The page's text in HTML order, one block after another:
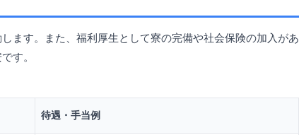
ます。また、福利厚生として寮の完備や社会保険の加入があ
す。
待遇・手当例